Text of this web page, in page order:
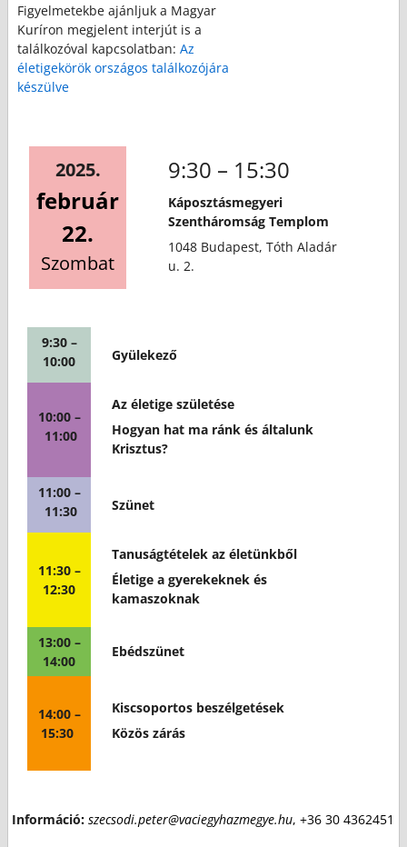
Figyelmetekbe ajánljuk a Magyar
Kuríron megjelent interjút is a
találkozóval kapcsolatban:Az
életigekörök országos találkozójára
készülve
2025.
február
22.
Szombat
9:30 – 15:30
Káposztásmegyeri
Szentháromság Templom
1048 Budapest, Tóth Aladár
u. 2.
9:30 –
10:00
Gyülekező
10:00 –
11:00
Az életige születése
Hogyan hat ma ránk és általunk
Krisztus?
11:00 –
11:30
Szünet
11:30 –
12:30
Tanuságtételek az életünkből
Életige a gyerekeknek és
kamaszoknak
13:00 –
14:00
Ebédszünet
14:00 –
15:30
Kiscsoportos beszélgetések
Közös zárás
Információ: szecsodi.peter@vaciegyhazmegye.hu, +36 30 4362451